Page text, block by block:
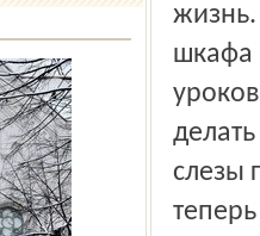
жизнь.
шкафа
слезы